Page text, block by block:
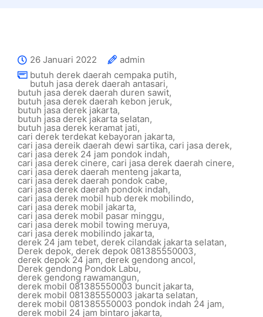
26 Januari 2022
admin
butuh derek daerah cempaka putih,
butuh jasa derek daerah antasari,
butuh jasa derek daerah duren sawit,
butuh jasa derek daerah kebon jeruk,
butuh jasa derek jakarta,
butuh jasa derek jakarta selatan,
butuh jasa derek keramat jati,
cari derek terdekat kebayoran jakarta,
cari jasa dereik daerah dewi sartika, cari jasa derek,
cari jasa derek 24 jam pondok indah,
cari jasa derek cinere, cari jasa derek daerah cinere,
cari jasa derek daerah menteng jakarta,
cari jasa derek daerah pondok cabe,
cari jasa derek daerah pondok indah,
cari jasa derek mobil hub derek mobilindo,
cari jasa derek mobil jakarta,
cari jasa derek mobil pasar minggu,
cari jasa derek mobil towing meruya,
cari jasa derek mobilindo jakarta,
derek 24 jam tebet, derek cilandak jakarta selatan,
Derek depok, derek depok 081385550003,
derek depok 24 jam, derek gendong ancol,
Derek gendong Pondok Labu,
derek gendong rawamangun,
derek mobil 081385550003 buncit jakarta,
derek mobil 081385550003 jakarta selatan,
derek mobil 081385550003 pondok indah 24 jam,
derek mobil 24 jam bintaro jakarta,